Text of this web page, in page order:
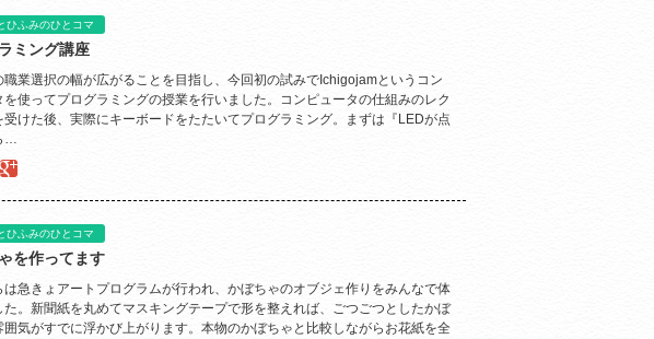
ひふみのひとコマ
ミング講座
職業選択の幅が広がることを目指し、今回初の試みでIchigojamというコン
を使ってプログラミングの授業を行いました。コンピュータの仕組みのレク
受けた後、実際にキーボードをたたいてプログラミング。まずは『LEDが点
…
ひふみのひとコマ
を作ってます
は急きょアートプログラムが行われ、かぼちゃのオブジェ作りをみんなで体
た。新聞紙を丸めてマスキングテープで形を整えれば、ごつごつとしたかぼ
囲気がすでに浮かび上がります。本物のかぼちゃと比較しながらお花紙を全